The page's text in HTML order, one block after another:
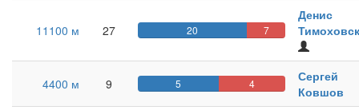
11100 м 27 20 7
Денис
на
сайте
4400 м 9 5 4
Сергей
Ковшов